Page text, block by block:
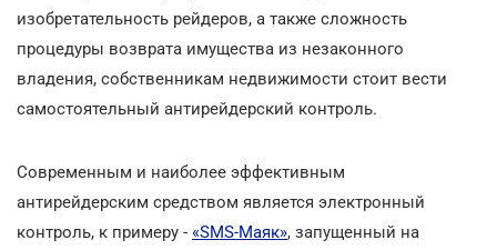
изобретательность рейдеров, а также сложность
процедуры возврата имущества из незаконного
владения, собственникам недвижимости стоит вести
самостоятельный антирейдерский контроль.
Современным и наиболее эффективным
антирейдерским средством является электронный
контроль, к примеру - «SMS-Маяк», запущенный на